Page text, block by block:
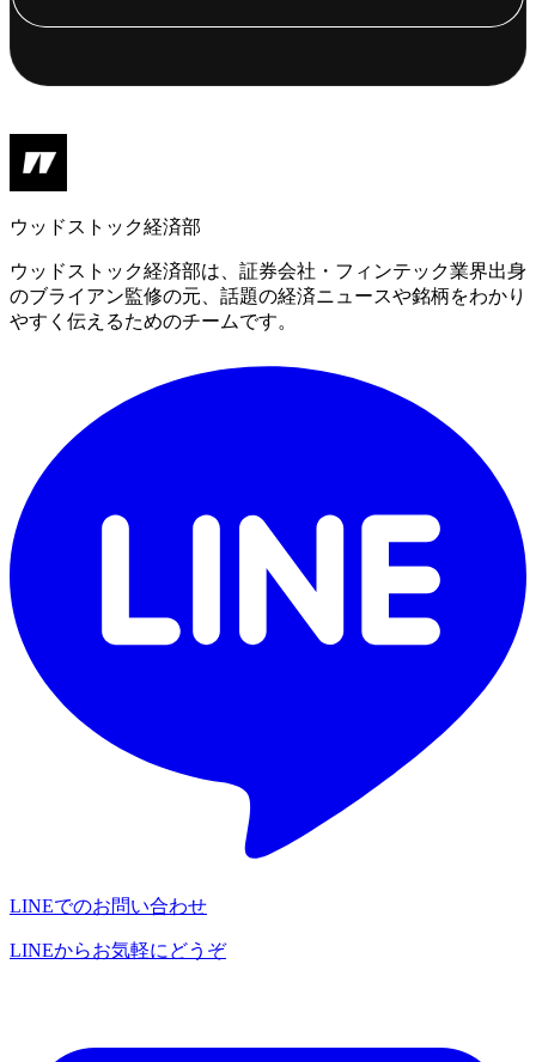
ウッドストック経済部
ウッドストック経済部は、証券会社・フィンテック業界出身
のブライアン監修の元、話題の経済ニュースや銘柄をわかり
やすく伝えるためのチームです。
LINEでのお問い合わせ
LINEからお気軽にどうぞ